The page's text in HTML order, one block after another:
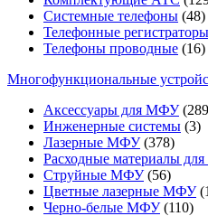
Системные телефоны (48)
Телефонные регистраторы
Телефоны проводные (16)
Многофункциональные
Аксессуары для МФУ
Инженерные системы (3)
Лазерные МФУ(378)
Расходные материалы
Струйные МФУ(56)
Цветные лазерные МФУ
Черно-белые МФУ(110)